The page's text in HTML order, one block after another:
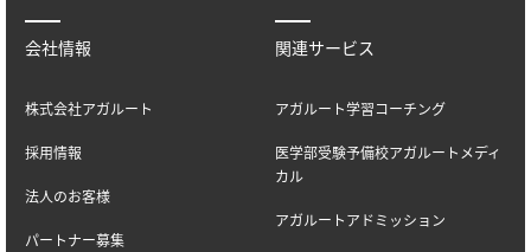
会社情報
株式会社アガルート
採用情報
法人のお客様
パートナー募集
関連サービス
アガルート学習コーチング
医学部受験予備校アガルートメディ
カル
アガルートアドミッション